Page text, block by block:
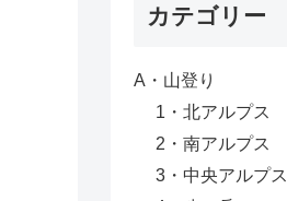
カテゴリー
A・山登り
1・北アルプス
2・南アルプス
3・中央アルプス